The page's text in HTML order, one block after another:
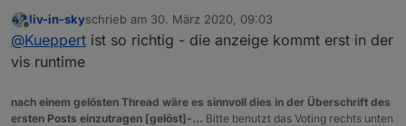
Offline
liv-in-skyschrieb am 30. März 2020, 09:03
zuletzt editiert von
@Kueppert ist so richtig - die anzeige kommt erst in der
vis runtime
nach einem gelösten Thread wäre es sinnvoll dies in der Überschrift des
ersten Posts einzutragen [gelöst]-... Bitte benutzt das Voting rechts unten